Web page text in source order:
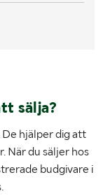
sälja?
hjälper dig att
När du säljer hos
budgivare i